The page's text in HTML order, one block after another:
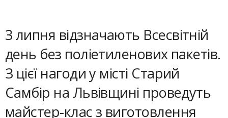
3 липня відзначають Всесвітній
день без поліетиленових пакетів.
З цієї нагоди у місті Старий
Самбір на Львівщині проведуть
майстер-клас з виготовлення